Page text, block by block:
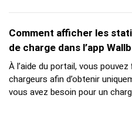
Comment afficher les
de charge dans l’app
À l’aide du portail, vous
chargeurs afin d’obtenir
vous avez besoin pour un